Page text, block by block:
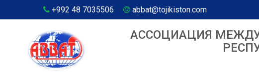
+992 48 7035506 abbat@tojikiston.com
АССОЦИАЦИЯ